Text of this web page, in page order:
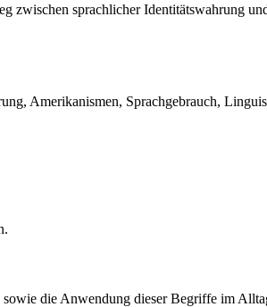
zwischen sprachlicher Identitätswahrung
Amerikanismen, Sprachgebrauch,
die Anwendung dieser Begriffe im